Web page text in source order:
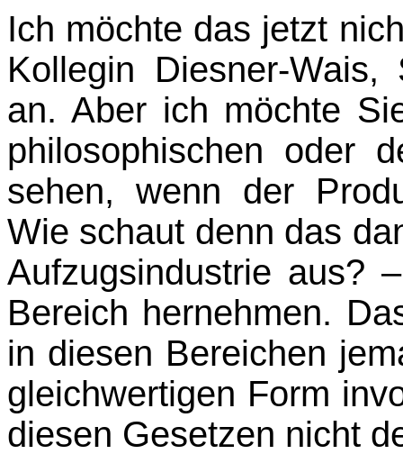
Ich möchte das jetzt
Kollegin Diesner-
an. Aber ich möchte
philoso­phischen oder
sehen, wenn der
Wie schaut denn das
Aufzugsindustrie aus?
Bereich hernehmen.
in diesen Bereichen
gleichwertigen Form
diesen Gesetzen nicht